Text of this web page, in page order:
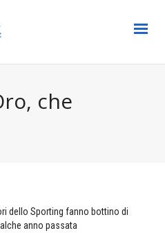
che
dello Sporting fanno bottino di
anno passata